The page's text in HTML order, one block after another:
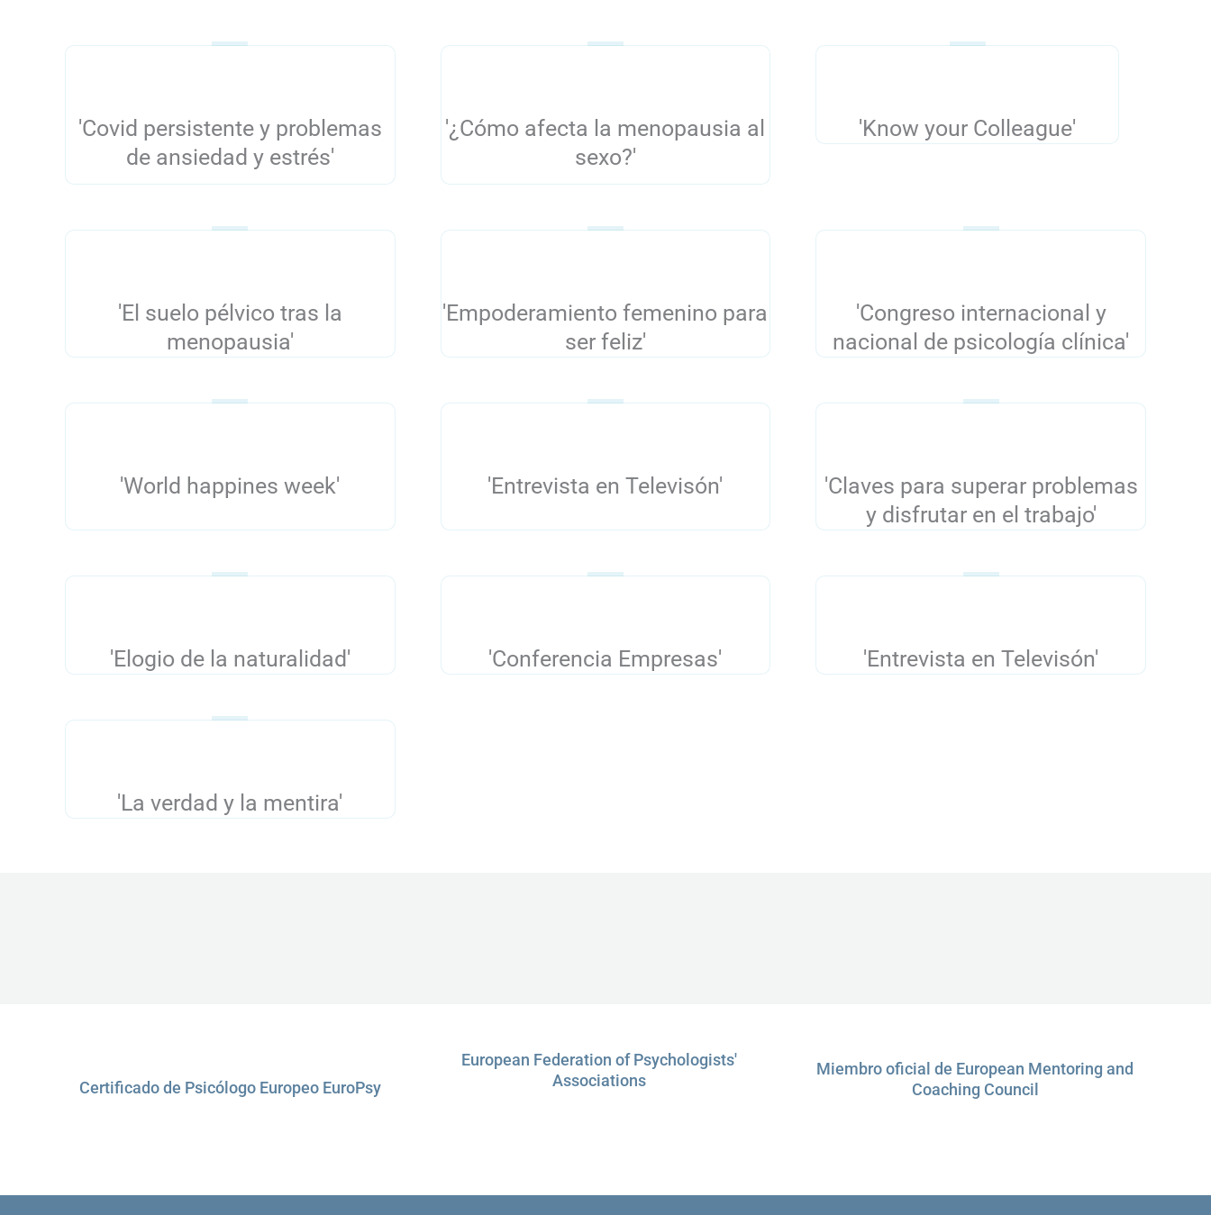
'Covid persistente y problemas
de ansiedad y estrés'
'¿Cómo afecta la menopausia al
sexo?'
'Know your Colleague'
'El suelo pélvico tras la
menopausia'
'Empoderamiento femenino para
ser feliz'
'Congreso internacional y
nacional de psicología clínica'
'World happines week' 'Entrevista en Televisón'
'Claves para superar problemas
y disfrutar en el trabajo'
'Elogio de la naturalidad' 'Conferencia Empresas' 'Entrevista en Televisón'
'La verdad y la mentira'
Certificado de Psicólogo Europeo EuroPsy
European Federation of Psychologists'
Associations
Miembro oficial de European Mentoring and
Coaching Council